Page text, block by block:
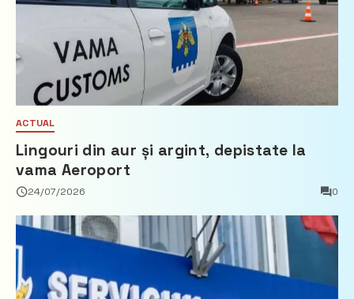
ACTUAL
Lingouri din aur și argint, depistate la
vama Aeroport
24/07/2026 0